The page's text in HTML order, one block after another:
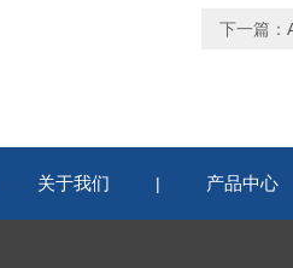
下一篇：
关于我们 | 产品中心